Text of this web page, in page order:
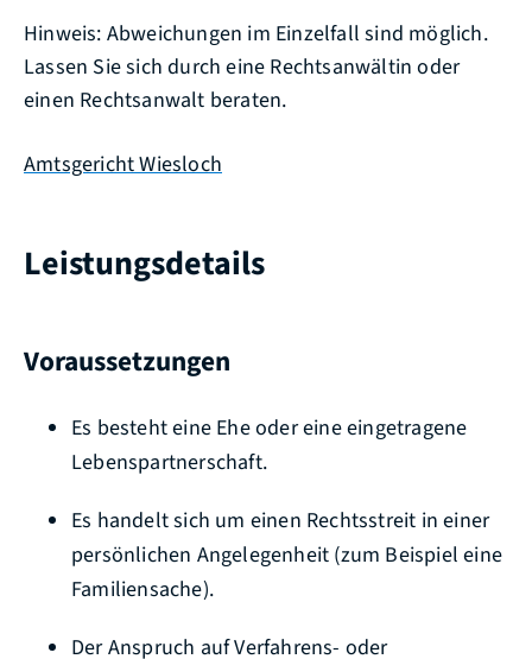
Hinweis: Abweichungen im Einzelfall sind möglich.
Lassen Sie sich durch eine Rechtsanwältin oder
einen Rechtsanwalt beraten.
Amtsgericht Wiesloch
Leistungsdetails
Voraussetzungen
Es besteht eine Ehe oder eine eingetragene
Lebenspartnerschaft.
Es handelt sich um einen Rechtsstreit in einer
persönlichen Angelegenheit (zum Beispiel eine
Familiensache).
Der Anspruch auf Verfahrens- oder